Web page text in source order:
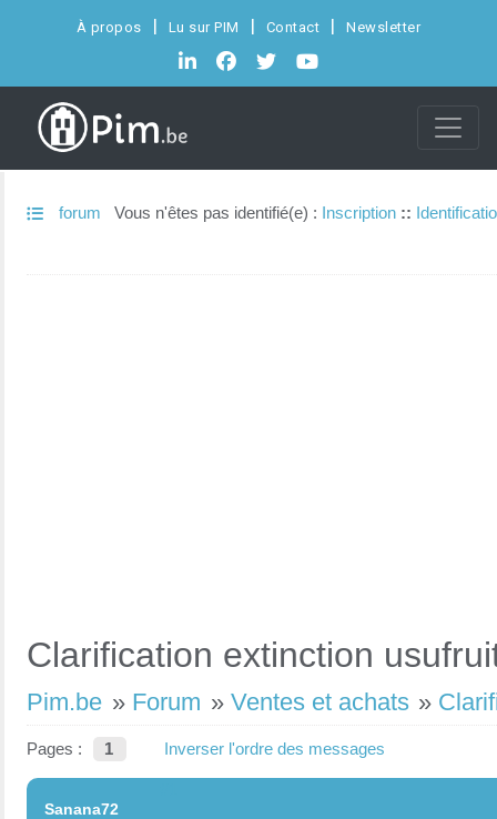
À propos Lu sur PIM Contact Newsletter
forum Vous n'êtes pas identifié(e) : Inscription ::
Clarification extinction
Pim.be » Forum » Ventes et achats »
Pages : 1 Inverser l'ordre des messages
Sanana72